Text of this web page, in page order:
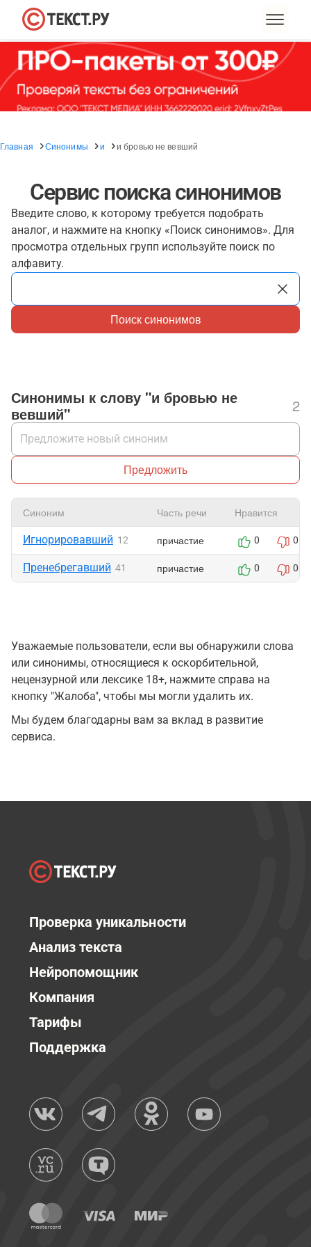
Главная Синонимы и и бровью не вевший
Сервис поиска синонимов
Введите слово, к которому требуется подобрать
аналог, и нажмите на кнопку «Поиск синонимов». Для
просмотра отдельных групп используйте поиск по
алфавиту.
Поиск синонимов
Синонимы к слову "и бровью не
вевший"
2
Предложить
Синоним Часть речи Нравится
Игнорировавший 12 причастие 0 0
Пренебрегавший 41 причастие 0 0
Уважаемые пользователи, если вы обнаружили слова
или синонимы, относящиеся к оскорбительной,
нецензурной или лексике 18+, нажмите справа на
кнопку "Жалоба", чтобы мы могли удалить их.
Мы будем благодарны вам за вклад в развитие
сервиса.
Проверка уникальности
Анализ текста
Нейропомощник
Компания
Тарифы
Поддержка